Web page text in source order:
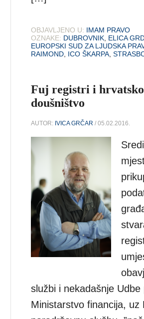
OBJAVLJENO U: IMAM PRAVO
OZNAKE: DUBROVNIK ELICA
EUROPSKI SUD ZA LJUDSKA
RAIMOND ICO ŠKARPA ,
Fuj registri i hrvatsko
doušništvo
AUTOR: IVICA GRČAR / 05.02.2016.
službi i nekadašnje Udbe
Ministarstvo financija, uz